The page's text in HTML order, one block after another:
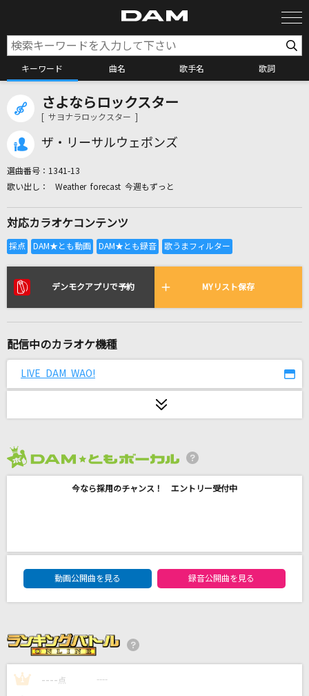
キーワード 曲名 歌手名 歌詞
カラオケ検索
全国りれき
リアルタイムで歌われている曲の一覧
Monster
I LOVE YOU
高嶺の花子さん
Saucy Dog
帰り道は遠回りしたくなる
さよならロックスター
[ サヨナラロックスター ]
ザ・リーサルウェポンズ
選曲番号： 1341-13
Weather forecast 今週もずっと
対応カラオケコンテンツ
デンモクアプリで予約 MYリスト保存
配信中のカラオケ機種
LIVE DAM WAO!
今なら採用のチャンス！ エントリー受付中
DAM★ともボーカルエントリーランキング
動画公開曲を見る
録音公開曲を見る
1 ---- 点 ----